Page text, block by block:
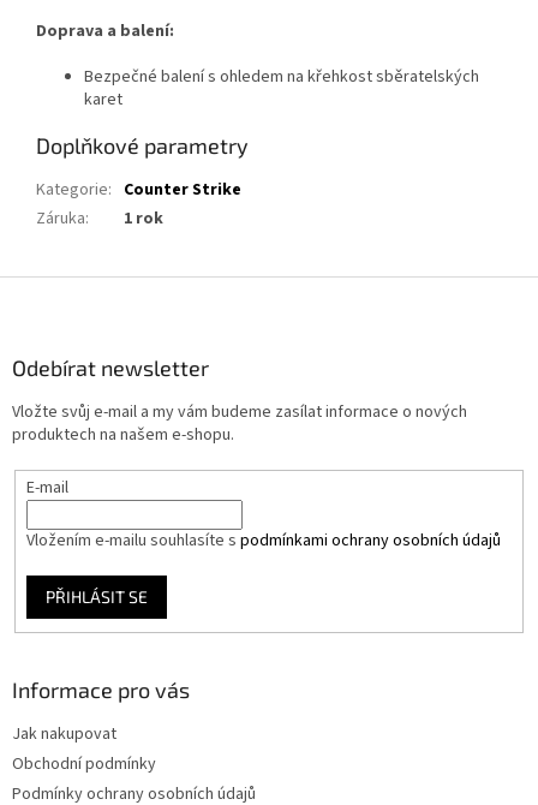
Doprava a balení:
Bezpečné balení s ohledem na křehkost sběratelských
karet
Doplňkové parametry
Kategorie: Counter Strike
Záruka: 1 rok
Odebírat newsletter
Vložte svůj e-mail a my vám budeme zasílat informace o nových
produktech na našem e-shopu.
E-mail
Vložením e-mailu souhlasíte s podmínkami ochrany osobních údajů
PŘIHLÁSIT SE
Informace pro vás
Jak nakupovat
Obchodní podmínky
Podmínky ochrany osobních údajů